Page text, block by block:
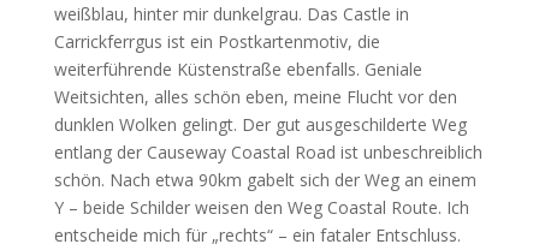
weißblau, hinter mir dunkelgrau. Das Castle in
Carrickferrgus ist ein Postkartenmotiv, die
weiterführende Küstenstraße ebenfalls. Geniale
Weitsichten, alles schön eben, meine Flucht vor den
dunklen Wolken gelingt. Der gut ausgeschilderte Weg
entlang der Causeway Coastal Road ist unbeschreiblich
schön. Nach etwa 90km gabelt sich der Weg an einem
Y – beide Schilder weisen den Weg Coastal Route. Ich
entscheide mich für „rechts“ – ein fataler Entschluss.